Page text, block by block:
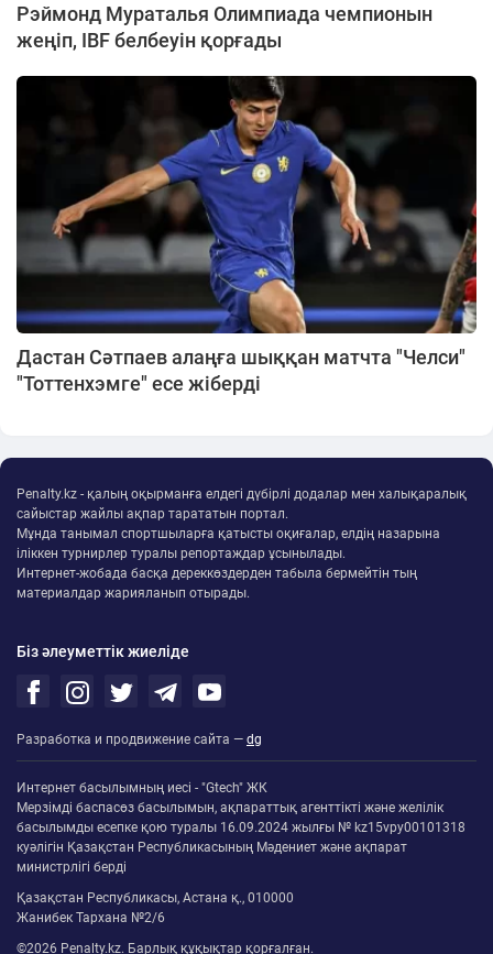
Рэймонд Мураталья Олимпиада чемпионын
жеңіп, IBF белбеуін қорғады
Дастан Сәтпаев алаңға шыққан матчта "Челси"
"Тоттенхэмге" есе жіберді
Penalty.kz - қалың оқырманға елдегі дүбірлі додалар мен халықаралық
сайыстар жайлы ақпар тарататын портал.
Мұнда танымал спортшыларға қатысты оқиғалар, елдің назарына
іліккен турнирлер туралы репортаждар ұсынылады.
Интернет-жобада басқа дереккөздерден табыла бермейтін тың
материалдар жарияланып отырады.
Біз әлеуметтік жиеліде
Разработка и продвижение сайта — dg
Интернет басылымның иесі - "Gtech" ЖК
Мерзімді баспасөз басылымын, ақпараттық агенттікті және желілік
басылымды есепке қою туралы 16.09.2024 жылғы № kz15vpy00101318
куәлігін Қазақстан Республикасының Мәдениет және ақпарат
министрлігі берді
Қазақстан Республикасы, Астана қ., 010000
Жанибек Тархана №2/6
©2026 Penalty.kz. Барлық құқықтар қорғалған.